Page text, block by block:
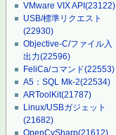
VMware VIX API(23122)
USB/標準リクエスト
(22930)
Objective-C/ファイル入
出力(22596)
FeliCa/コマンド(22553)
A5：SQL Mk-2(22534)
ARToolKit(21787)
Linux/USBガジェット
(21682)
OpenCvSharp(21612)